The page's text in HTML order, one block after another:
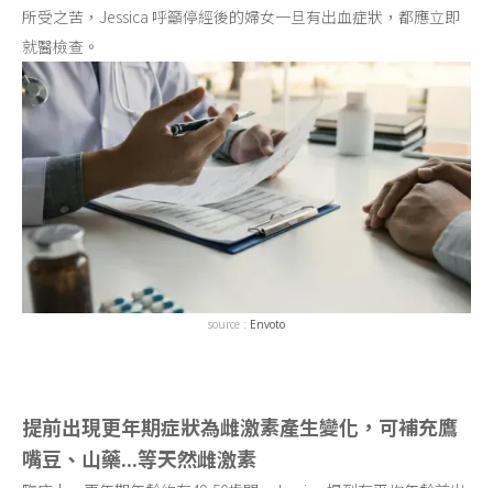
所受之苦，Jessica 呼籲停經後的婦女一旦有出血症狀，都應立即
就醫檢查。
source : Envoto
提前出現更年期症狀為雌激素產生變化，可補充鷹
嘴豆、山藥...等天然雌激素